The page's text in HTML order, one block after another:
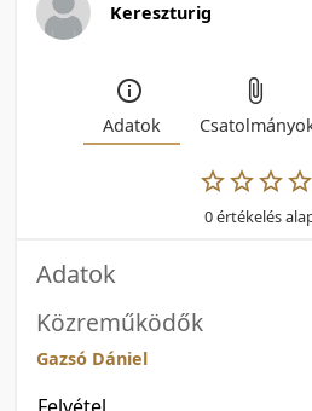
Kereszturig
Adatok
0 értékelés
Adatok
Közreműködők
Gazsó Dániel